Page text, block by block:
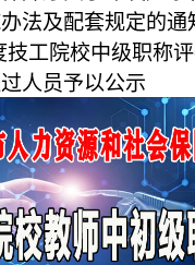
法及配套规定的通
工院校中级职称
过人员予以公示